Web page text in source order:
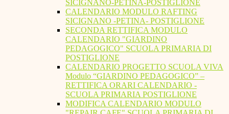
SICIGNANO-PETINA-POSTIGLIONE
CALENDARIO MODULO RAFTING
SICIGNANO -PETINA- POSTIGLIONE
SECONDA RETTIFICA MODULO
CALENDARIO "GIARDINO
PEDAGOGICO" SCUOLA PRIMARIA DI
POSTIGLIONE
CALENDARIO PROGETTO SCUOLA VIVA
Modulo “GIARDINO PEDAGOGICO” –
RETTIFICA ORARI CALENDARIO -
SCUOLA PRIMARIA POSTIGLIONE
MODIFICA CALENDARIO MODULO